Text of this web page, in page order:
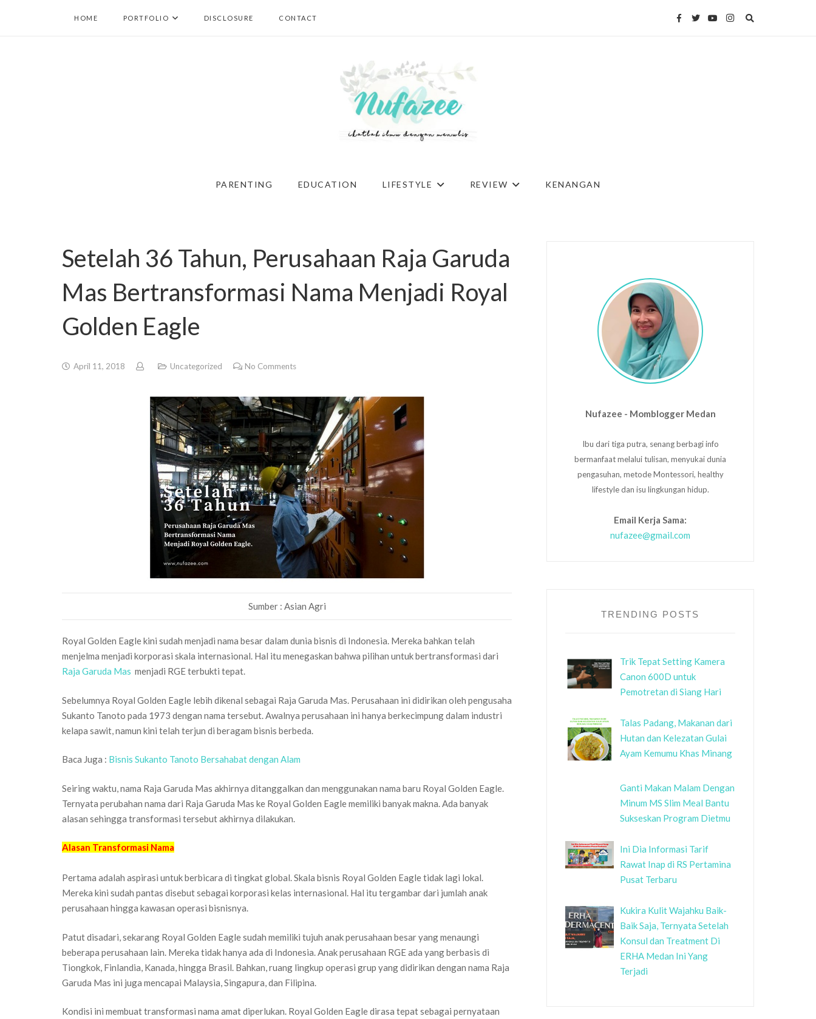
HOME PORTFOLIO DISCLOSURE CONTACT
PARENTING EDUCATION LIFESTYLE REVIEW KENANGAN
Setelah 36 Tahun, Perusahaan Raja Garuda
Mas Bertransformasi Nama Menjadi Royal
Golden Eagle
April 11, 2018 Uncategorized No Comments
Sumber : Asian Agri
Royal Golden Eagle kini sudah menjadi nama besar dalam dunia bisnis di Indonesia. Mereka bahkan telah
menjelma menjadi korporasi skala internasional. Hal itu menegaskan bahwa pilihan untuk bertransformasi dari
Raja Garuda Mas menjadi RGE terbukti tepat.
Sebelumnya Royal Golden Eagle lebih dikenal sebagai Raja Garuda Mas. Perusahaan ini didirikan oleh pengusaha
Sukanto Tanoto pada 1973 dengan nama tersebut. Awalnya perusahaan ini hanya berkecimpung dalam industri
kelapa sawit, namun kini telah terjun di beragam bisnis berbeda.
Baca Juga : Bisnis Sukanto Tanoto Bersahabat dengan Alam
Seiring waktu, nama Raja Garuda Mas akhirnya ditanggalkan dan menggunakan nama baru Royal Golden Eagle.
Ternyata perubahan nama dari Raja Garuda Mas ke Royal Golden Eagle memiliki banyak makna. Ada banyak
alasan sehingga transformasi tersebut akhirnya dilakukan.
Alasan Transformasi Nama
Pertama adalah aspirasi untuk berbicara di tingkat global. Skala bisnis Royal Golden Eagle tidak lagi lokal.
Mereka kini sudah pantas disebut sebagai korporasi kelas internasional. Hal itu tergambar dari jumlah anak
perusahaan hingga kawasan operasi bisnisnya.
Patut disadari, sekarang Royal Golden Eagle sudah memiliki tujuh anak perusahaan besar yang menaungi
beberapa perusahaan lain. Mereka tidak hanya ada di Indonesia. Anak perusahaan RGE ada yang berbasis di
Tiongkok, Finlandia, Kanada, hingga Brasil. Bahkan, ruang lingkup operasi grup yang didirikan dengan nama Raja
Garuda Mas ini juga mencapai Malaysia, Singapura, dan Filipina.
Kondisi ini membuat transformasi nama amat diperlukan. Royal Golden Eagle dirasa tepat sebagai pernyataan
Nufazee - Momblogger Medan
Ibu dari tiga putra, senang berbagi info
bermanfaat melalui tulisan, menyukai dunia
pengasuhan, metode Montessori, healthy
lifestyle dan isu lingkungan hidup.
Email Kerja Sama:
nufazee@gmail.com
TRENDING POSTS
Trik Tepat Setting Kamera
Canon 600D untuk
Pemotretan di Siang Hari
Talas Padang, Makanan dari
Hutan dan Kelezatan Gulai
Ayam Kemumu Khas Minang
Ganti Makan Malam Dengan
Minum MS Slim Meal Bantu
Sukseskan Program Dietmu
Ini Dia Informasi Tarif
Rawat Inap di RS Pertamina
Pusat Terbaru
Kukira Kulit Wajahku Baik-
Baik Saja, Ternyata Setelah
Konsul dan Treatment Di
ERHA Medan Ini Yang
Terjadi